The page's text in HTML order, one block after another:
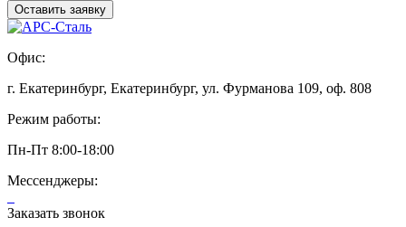
Офис:
г. Екатеринбург, Екатеринбург, ул. Фурманова 109, оф. 808
Режим работы:
Пн-Пт 8:00-18:00
Мессенджеры:
Заказать звонок